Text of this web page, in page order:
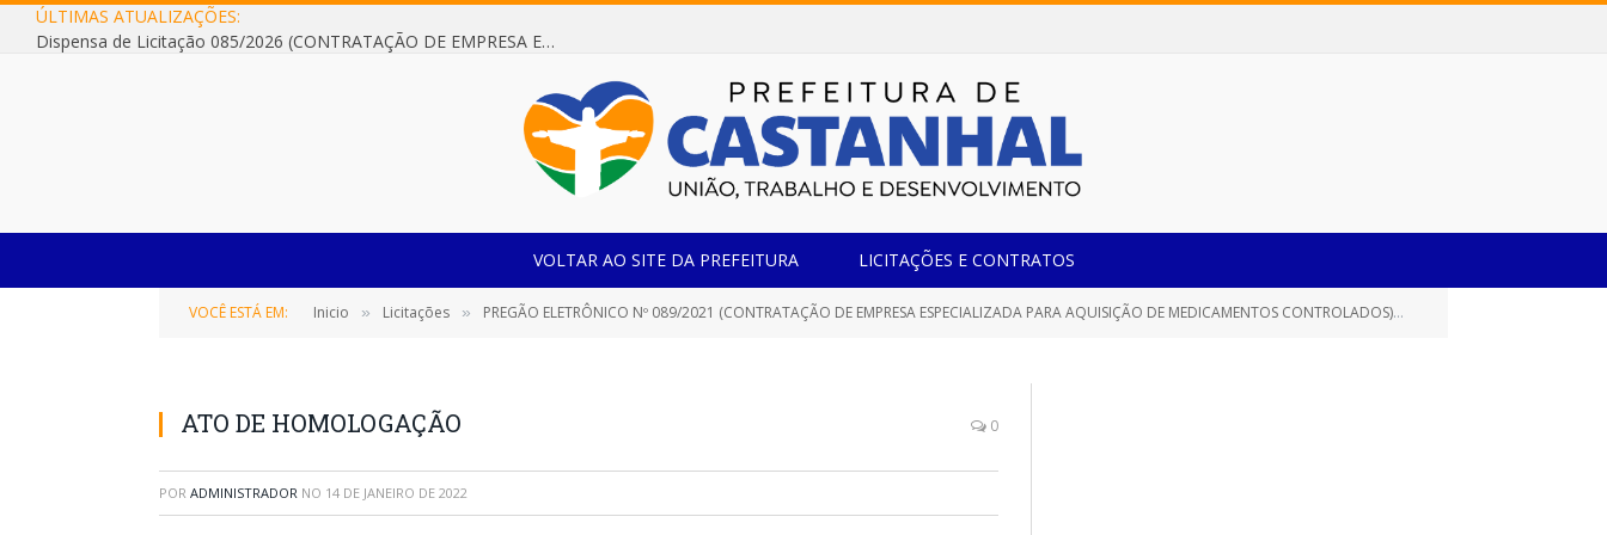
ÚLTIMAS ATUALIZAÇÕES:
Dispensa de Licitação 085/2026 (CONTRATAÇÃO DE EMPRESA ESPECIALIZADA NA FABRICAÇÃO DE MÓVEIS SOB MEDIDA COM ESTRUTURA METÁLICA EM METALON PARA ATENDIMENTO DAS NECESSIDADES DA SALA SIMOV DA EMEF MADRE MARIA VIGANÓ)
VOLTAR AO SITE DA PREFEITURA LICITAÇÕES E CONTRATOS
VOCÊ ESTÁ EM: Inicio » Licitações » PREGÃO ELETRÔNICO Nº 089/2021 (CONTRATAÇÃO DE EMPRESA ESPECIALIZADA PARA AQUISIÇÃO DE MEDICAMENTOS CONTROLADOS)
ATO DE HOMOLOGAÇÃO 0
POR ADMINISTRADOR NO 14 DE JANEIRO DE 2022